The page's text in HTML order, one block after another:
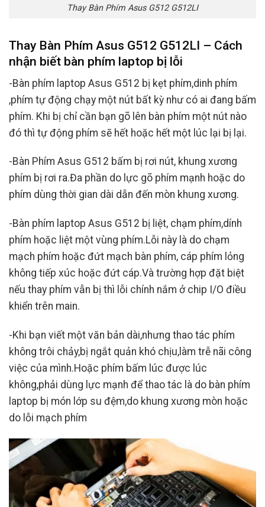
Thay Bàn Phím Asus G512 G512LI
Thay Bàn Phím Asus G512 G512LI – Cách
nhận biết bàn phím laptop bị lỗi
-Bàn phím laptop Asus G512 bị kẹt phím,dinh phím
,phím tự động chạy một nút bất kỳ như có ai đang bấm
phím. Khi bị chỉ cần bạn gõ lên bàn phím một nút nào
đó thì tự động phím sẽ hết hoặc hết một lúc lại bị lại.
-Bàn Phím Asus G512 bấm bị rơi nút, khung xương
phím bị rơi ra.Đa phần do lực gõ phím mạnh hoặc do
phím dùng thời gian dài dẫn đến mòn khung xương.
-Bàn phím laptop Asus G512 bị liệt, chạm phím,dính
phím hoặc liệt một vùng phím.Lỗi này là do chạm
mạch phím hoặc đứt mạch bàn phím, cáp phím lỏng
không tiếp xúc hoặc đứt cáp.Và trường hợp đặt biệt
nếu thay phím vẫn bị thì lỗi chính nắm ở chip I/O điều
khiển trên main.
-Khi bạn viết một văn bản dài,nhưng thao tác phím
không trôi chảy,bị ngắt quản khó chịu,làm trễ nãi công
việc của mình.Hoặc phím bấm lúc được lúc
không,phải dùng lực mạnh để thao tác là do bàn phím
laptop bị món lớp su đệm,do khung xương mòn hoặc
do lỗi mạch phím